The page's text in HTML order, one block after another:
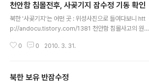
천안함 침몰전후, 사곶기지 잠수정 기동 확인
북한 '사곶기지'는 어떤 곳 : 위성사진으로 들여다보니 htt
p://andocu.tistory.com/1381 천안함 침몰사고의 원인
가능성이 거론되고 있는 가운데 사고 발생지역인 백령도에
가 다시 나타난 사실이 확인된 것으로 알려졌다. 원본출처
0 0 2010. 3. 31.
북한 보유 반잠수정